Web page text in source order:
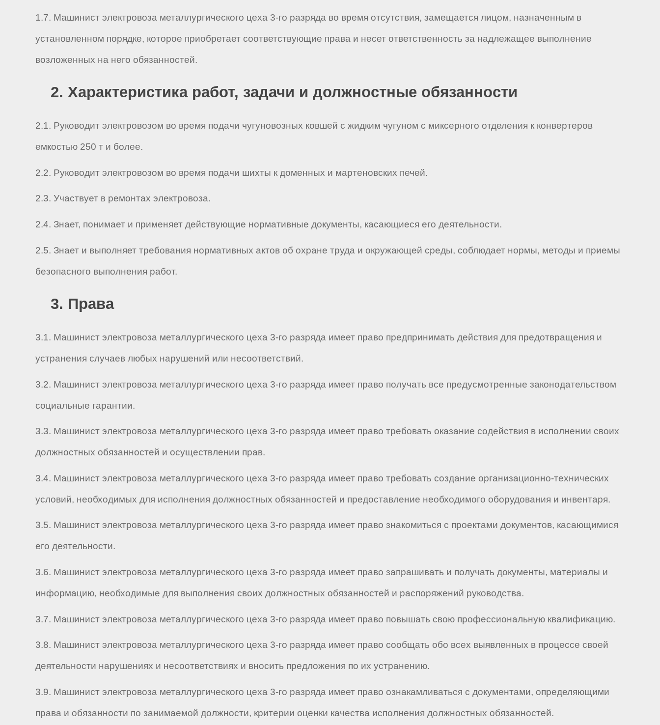
1.7. Машинист электровоза металлургического цеха 3-го разряда во время отсутствия, замещается лицом, назначенным в
установленном порядке, которое приобретает соответствующие права и несет ответственность за надлежащее выполнение
возложенных на него обязанностей.
2. Характеристика работ, задачи и должностные обязанности
2.1. Руководит электровозом во время подачи чугуновозных ковшей с жидким чугуном с миксерного отделения к конвертеров
емкостью 250 т и более.
2.2. Руководит электровозом во время подачи шихты к доменных и мартеновских печей.
2.3. Участвует в ремонтах электровоза.
2.4. Знает, понимает и применяет действующие нормативные документы, касающиеся его деятельности.
2.5. Знает и выполняет требования нормативных актов об охране труда и окружающей среды, соблюдает нормы, методы и приемы
безопасного выполнения работ.
3. Права
3.1. Машинист электровоза металлургического цеха 3-го разряда имеет право предпринимать действия для предотвращения и
устранения случаев любых нарушений или несоответствий.
3.2. Машинист электровоза металлургического цеха 3-го разряда имеет право получать все предусмотренные законодательством
социальные гарантии.
3.3. Машинист электровоза металлургического цеха 3-го разряда имеет право требовать оказание содействия в исполнении своих
должностных обязанностей и осуществлении прав.
3.4. Машинист электровоза металлургического цеха 3-го разряда имеет право требовать создание организационно-технических
условий, необходимых для исполнения должностных обязанностей и предоставление необходимого оборудования и инвентаря.
3.5. Машинист электровоза металлургического цеха 3-го разряда имеет право знакомиться с проектами документов, касающимися
его деятельности.
3.6. Машинист электровоза металлургического цеха 3-го разряда имеет право запрашивать и получать документы, материалы и
информацию, необходимые для выполнения своих должностных обязанностей и распоряжений руководства.
3.7. Машинист электровоза металлургического цеха 3-го разряда имеет право повышать свою профессиональную квалификацию.
3.8. Машинист электровоза металлургического цеха 3-го разряда имеет право сообщать обо всех выявленных в процессе своей
деятельности нарушениях и несоответствиях и вносить предложения по их устранению.
3.9. Машинист электровоза металлургического цеха 3-го разряда имеет право ознакамливаться с документами, определяющими
права и обязанности по занимаемой должности, критерии оценки качества исполнения должностных обязанностей.